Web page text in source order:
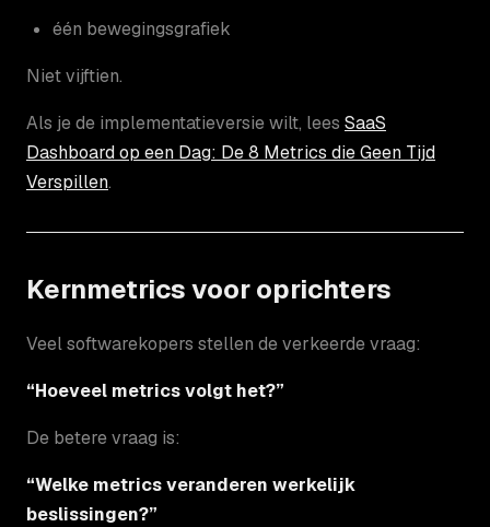
één bewegingsgrafiek
Niet vijftien.
Als je de implementatieversie wilt, lees SaaS
Dashboard op een Dag: De 8 Metrics die Geen Tijd
Verspillen.
Kernmetrics voor oprichters
Veel softwarekopers stellen de verkeerde vraag:
“Hoeveel metrics volgt het?”
De betere vraag is:
“Welke metrics veranderen werkelijk
beslissingen?”